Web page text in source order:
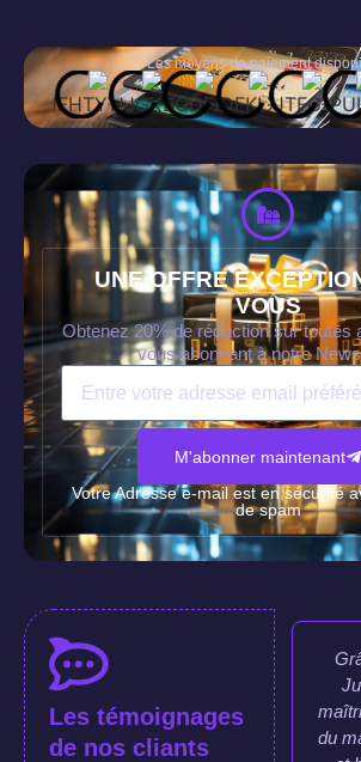
Les moyens de paiement
UNE OFFRE
VOUS
Obtenez 20% de réduction sur toutes
vous abonnant à notre
M'abonner maintenant
Votre Adresse e-mail est en sécurité
de spam
Les témoignages
de nos cliants
du